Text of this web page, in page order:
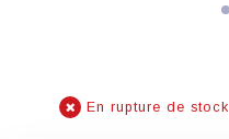
En rupture de stock